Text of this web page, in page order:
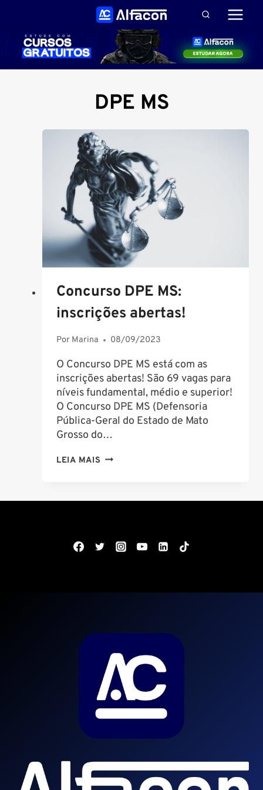
Conteúdo
DPE MS
Concurso DPE MS:
inscrições abertas!
Por Marina 08/09/2023
O Concurso DPE MS está com as
inscrições abertas! São 69 vagas para
níveis fundamental, médio e superior!
O Concurso DPE MS (Defensoria
Pública-Geral do Estado de Mato
Grosso do…
LEIA MAIS CONCURSO
INSCRIÇÕES